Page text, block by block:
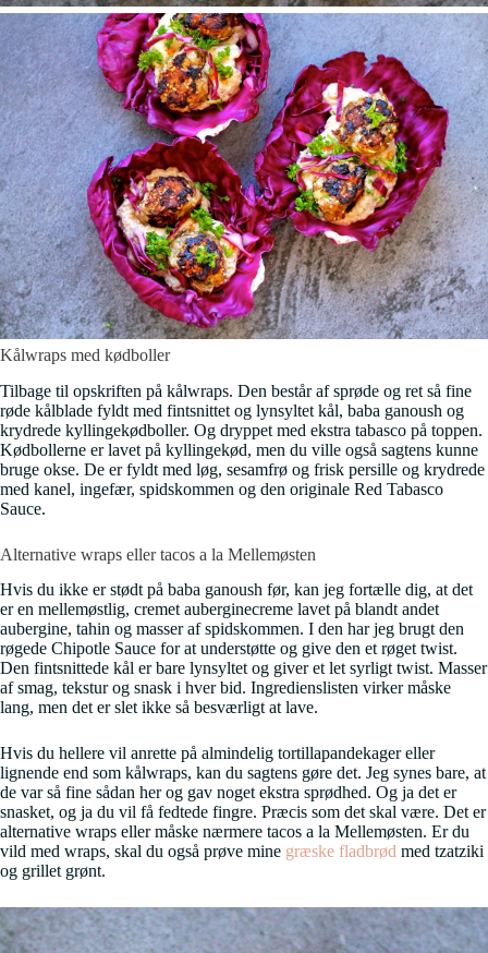
Kålwraps med kødboller
Tilbage til opskriften på kålwraps. Den består af sprøde og ret så fine
røde kålblade fyldt med fintsnittet og lynsyltet kål, baba ganoush og
krydrede kyllingekødboller. Og dryppet med ekstra tabasco på toppen.
Kødbollerne er lavet på kyllingekød, men du ville også sagtens kunne
bruge okse. De er fyldt med løg, sesamfrø og frisk persille og krydrede
med kanel, ingefær, spidskommen og den originale Red Tabasco
Sauce.
Alternative wraps eller tacos a la Mellemøsten
Hvis du ikke er stødt på baba ganoush før, kan jeg fortælle dig, at det
er en mellemøstlig, cremet auberginecreme lavet på blandt andet
aubergine, tahin og masser af spidskommen. I den har jeg brugt den
røgede Chipotle Sauce for at understøtte og give den et røget twist.
Den fintsnittede kål er bare lynsyltet og giver et let syrligt twist. Masser
af smag, tekstur og snask i hver bid. Ingredienslisten virker måske
lang, men det er slet ikke så besværligt at lave.
Hvis du hellere vil anrette på almindelig tortillapandekager eller
lignende end som kålwraps, kan du sagtens gøre det. Jeg synes bare, at
de var så fine sådan her og gav noget ekstra sprødhed. Og ja det er
snasket, og ja du vil få fedtede fingre. Præcis som det skal være. Det er
alternative wraps eller måske nærmere tacos a la Mellemøsten. Er du
vild med wraps, skal du også prøve mine græske fladbrød med tzatziki
og grillet grønt.